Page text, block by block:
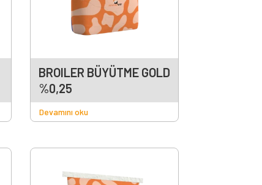
BROILER BÜYÜTME GOLD
%0,25
Devamını oku